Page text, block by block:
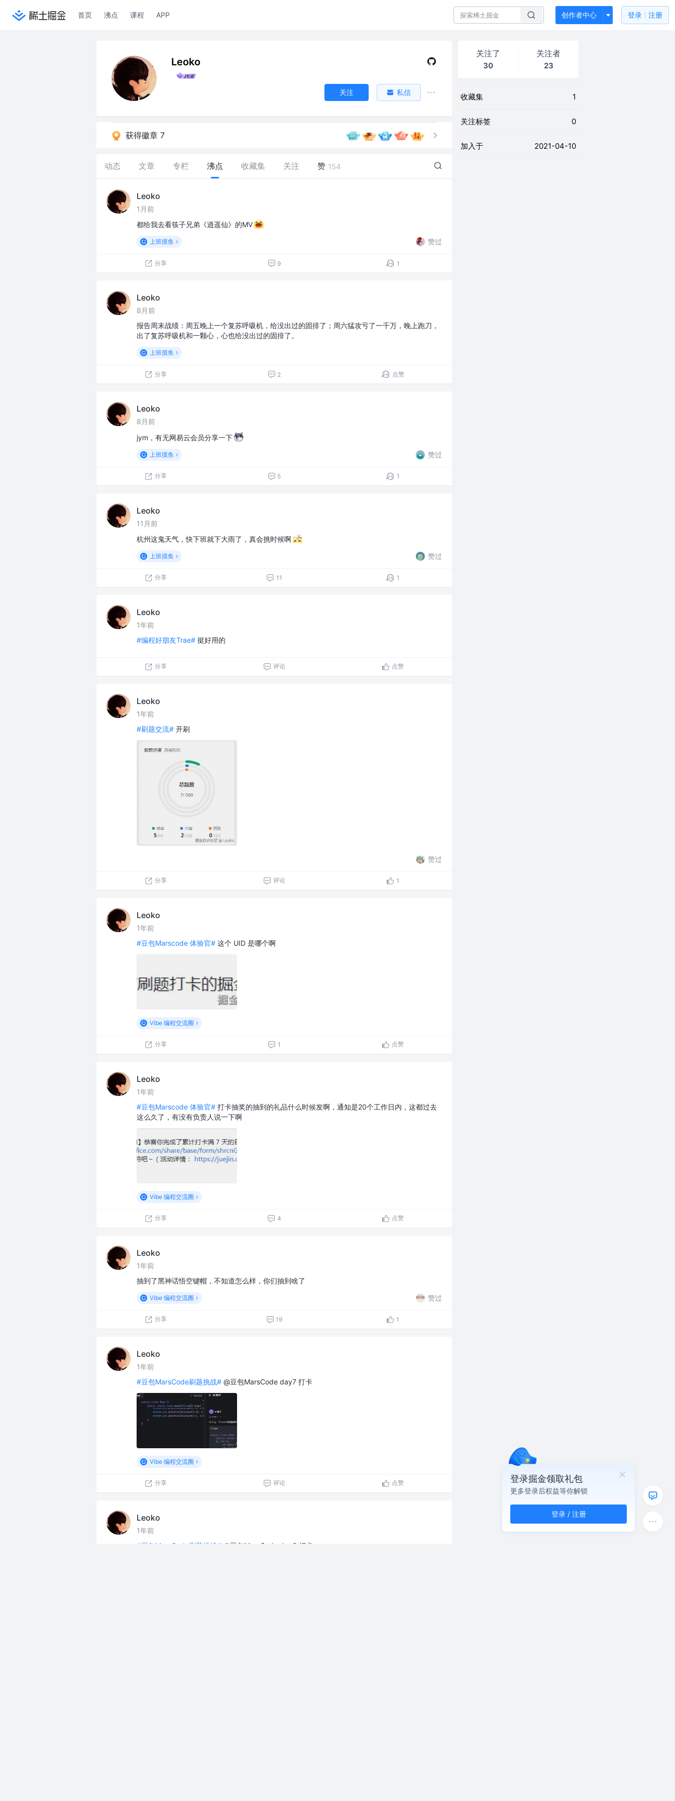
首页 沸点 课程 APP 创作者中心 登录 注册
Leoko
关注 私信
获得徽章 7
动态 文章 专栏 沸点 收藏集 关注 赞 154
Leoko
1月前
都给我去看筷子兄弟《逍遥仙》的MV
上班摸鱼 赞过
分享 9 1
Leoko
8月前
报告周末战绩：周五晚上一个复苏呼吸机，给没出过的固排了；周六猛攻亏了一千万，晚上跑刀，
出了复苏呼吸机和一颗心，心也给没出过的固排了。
上班摸鱼
分享 2 点赞
Leoko
8月前
jym，有无网易云会员分享一下
上班摸鱼 赞过
分享 5 1
Leoko
11月前
杭州这鬼天气，快下班就下大雨了，真会挑时候啊
上班摸鱼 赞过
分享 11 1
Leoko
1年前
#编程好朋友Trae# 挺好用的
分享 评论 点赞
Leoko
1年前
#刷题交流# 开刷
赞过
分享 评论 1
Leoko
1年前
#豆包Marscode 体验官# 这个 UID 是哪个啊
Vibe 编程交流圈
分享 1 点赞
Leoko
1年前
#豆包Marscode 体验官# 打卡抽奖的抽到的礼品什么时候发啊，通知是20个工作日内，这都过去
这么久了，有没有负责人说一下啊
Vibe 编程交流圈
分享 4 点赞
Leoko
1年前
抽到了黑神话悟空键帽，不知道怎么样，你们抽到啥了
Vibe 编程交流圈 赞过
分享 19 1
Leoko
1年前
#豆包MarsCode刷题挑战# @豆包MarsCode day7 打卡
Vibe 编程交流圈
分享 评论 点赞
Leoko
1年前
#豆包MarsCode刷题挑战# @豆包MarsCode day6 打卡
关注了
30
关注者
23
收藏集 1
关注标签 0
加入于 2021-04-10
登录掘金领取礼包
更多登录后权益等你解锁
登录 / 注册